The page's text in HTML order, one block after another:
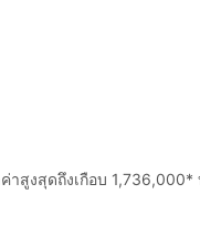
สูงสุดถึงเกือบ 1,736,000*